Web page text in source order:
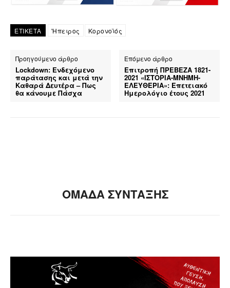
ΕΤΙΚΕΤΑ 'Ηπειρος Κορονοϊός
Προηγούμενο άρθρο
Lockdown: Ενδεχόμενο
παράτασης και μετά την
Καθαρά Δευτέρα – Πως
θα κάνουμε Πάσχα
Επόμενο άρθρο
Επιτροπή ΠΡΕΒΕΖΑ 1821-
2021 «ΙΣΤΟΡΙΑ-ΜΝΗΜΗ-
ΕΛΕΥΘΕΡΙΑ»: Επετειακό
Ημερολόγιο έτους 2021
ΟΜΑΔΑ ΣΥΝΤΑΞΗΣ